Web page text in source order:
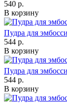
540 р.
В корзину
Пудра для
544 р.
В корзину
Пудра для
544 р.
В корзину